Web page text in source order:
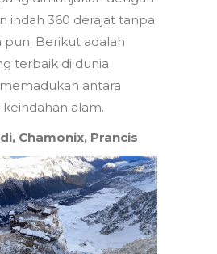
indah 360 derajat tanpa
Berikut adalah
terbaik di dunia
antara
alam.
Chamonix, Prancis